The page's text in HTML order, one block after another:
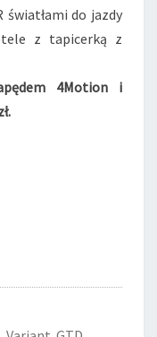
do jazdy
z tapicerką z
4Motion i